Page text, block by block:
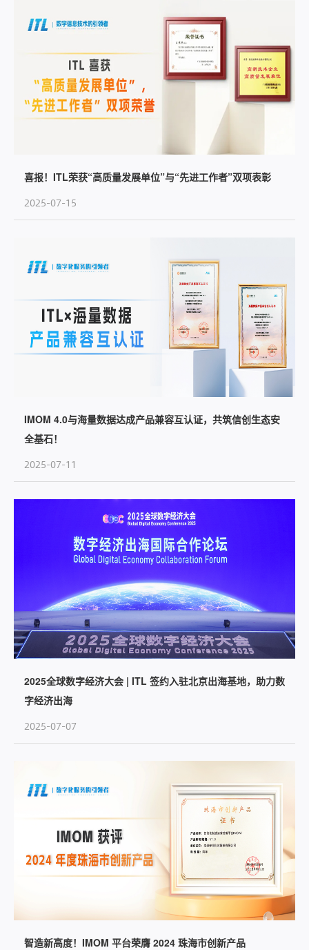
喜报！ITL荣获“高质量发展单位”与“先进工作者”双项表彰
2025-07-15
IMOM 4.0与海量数据达成产品兼容互认证，共筑信创生态安
全基石！
2025-07-11
2025全球数字经济大会 | ITL 签约入驻北京出海基地，助力数
字经济出海
2025-07-07
智造新高度！IMOM 平台荣膺 2024 珠海市创新产品